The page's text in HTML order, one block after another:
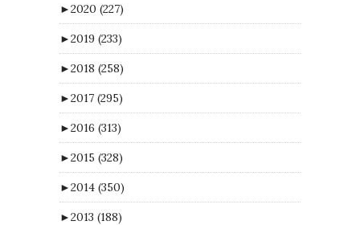
►2020 (227)
►2019 (233)
►2018 (258)
►2017 (295)
►2016 (313)
►2015 (328)
►2014 (350)
►2013 (188)